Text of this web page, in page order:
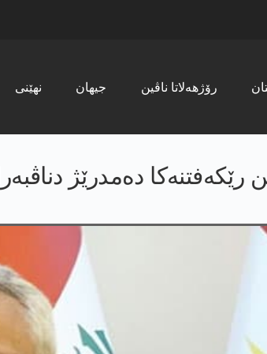
نھێنی جیھان رۆژھەلاتا ناڤین
رێکەفتنەکا دەمدرێژ